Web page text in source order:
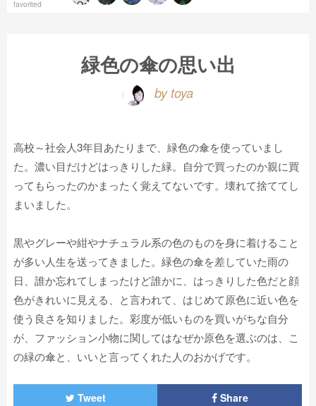
favorited
緑色の傘の思い出
by toya
高校～社会人3年目あたりまで、緑色の傘を使っていまし
た。濃い目だけどはっきりした緑。自分で買ったのか親に買
ってもらったのかまったく覚えてないです。壊れて捨ててし
まいました。
黒やグレーや紺やナチュラル系の色のものを身に着けること
が多い人生を送ってきました。緑色の傘を差していた雨の
日、誰か忘れてしまったけど誰かに、はっきりした色だと顔
色がきれいに見える、と言われて、はじめて原色に近い色を
使う良さを知りました。彩度が低いものを買いがちな自分
が、ファッション小物に関してはなぜか原色を選ぶのは、こ
の緑の傘と、いいと言ってくれた人のおかげです。
Tweet Share